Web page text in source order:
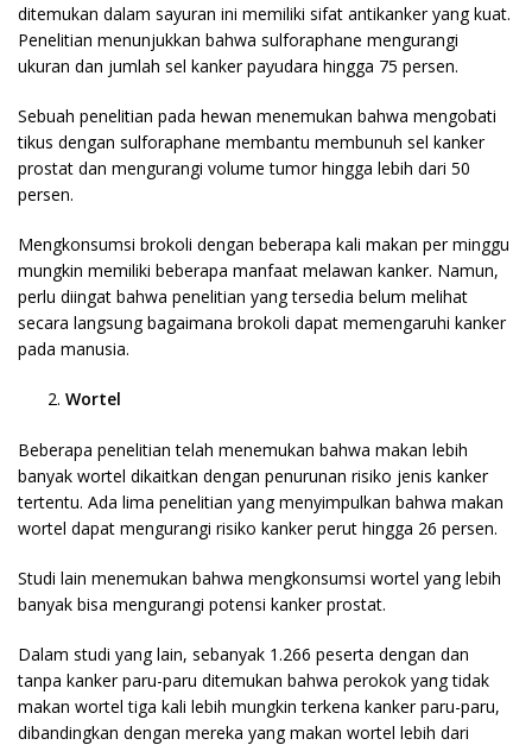
ditemukan dalam sayuran ini memiliki sifat antikanker yang kuat.
Penelitian menunjukkan bahwa sulforaphane mengurangi
ukuran dan jumlah sel kanker payudara hingga 75 persen.
Sebuah penelitian pada hewan menemukan bahwa mengobati
tikus dengan sulforaphane membantu membunuh sel kanker
prostat dan mengurangi volume tumor hingga lebih dari 50
persen.
Mengkonsumsi brokoli dengan beberapa kali makan per minggu
mungkin memiliki beberapa manfaat melawan kanker. Namun,
perlu diingat bahwa penelitian yang tersedia belum melihat
secara langsung bagaimana brokoli dapat memengaruhi kanker
pada manusia.
Wortel
Beberapa penelitian telah menemukan bahwa makan lebih
banyak wortel dikaitkan dengan penurunan risiko jenis kanker
tertentu. Ada lima penelitian yang menyimpulkan bahwa makan
wortel dapat mengurangi risiko kanker perut hingga 26 persen.
Studi lain menemukan bahwa mengkonsumsi wortel yang lebih
banyak bisa mengurangi potensi kanker prostat.
Dalam studi yang lain, sebanyak 1.266 peserta dengan dan
tanpa kanker paru-paru ditemukan bahwa perokok yang tidak
makan wortel tiga kali lebih mungkin terkena kanker paru-paru,
dibandingkan dengan mereka yang makan wortel lebih dari